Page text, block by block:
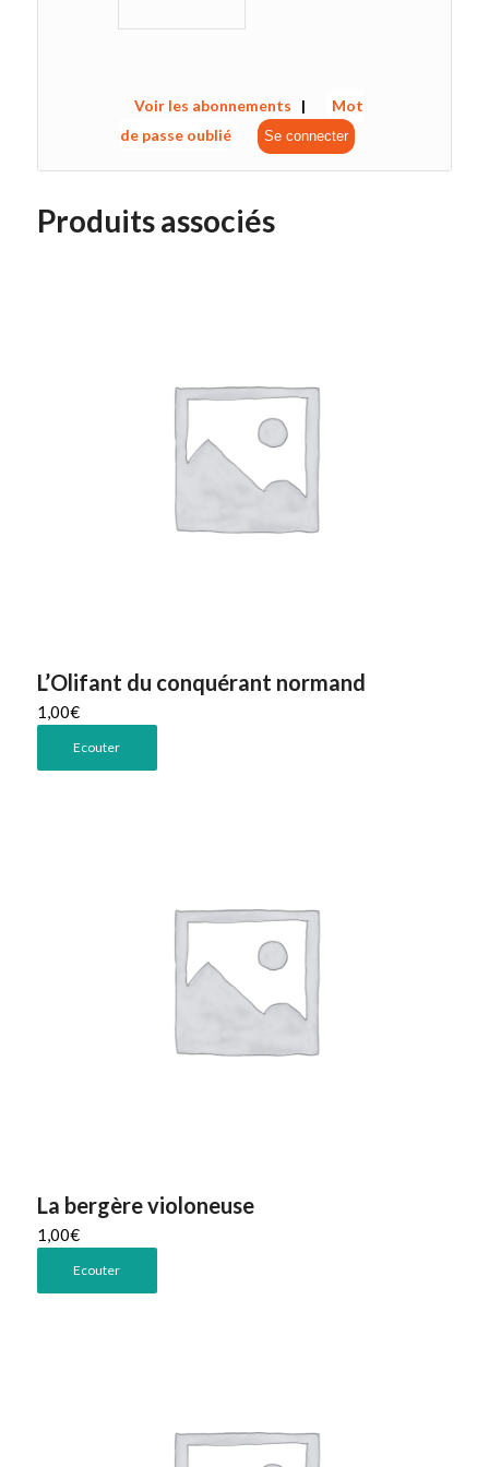
Voir les abonnements |
Mot
de passe oublié
Produits associés
L’Olifant du conquérant normand
1,00€
Ecouter
La bergère violoneuse
1,00€
Ecouter